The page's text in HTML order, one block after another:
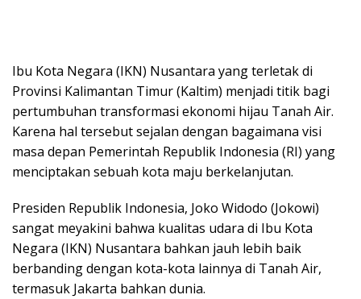
Ibu Kota Negara (IKN) Nusantara yang terletak di
Provinsi Kalimantan Timur (Kaltim) menjadi titik bagi
pertumbuhan transformasi ekonomi hijau Tanah Air.
Karena hal tersebut sejalan dengan bagaimana visi
masa depan Pemerintah Republik Indonesia (RI) yang
menciptakan sebuah kota maju berkelanjutan.
Presiden Republik Indonesia, Joko Widodo (Jokowi)
sangat meyakini bahwa kualitas udara di Ibu Kota
Negara (IKN) Nusantara bahkan jauh lebih baik
berbanding dengan kota-kota lainnya di Tanah Air,
termasuk Jakarta bahkan dunia.